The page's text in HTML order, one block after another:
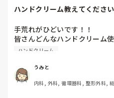
ハンドクリーム教えてください
手荒れがひどいです！！
皆さんどんなハンドクリーム
ベトベトせずさらっとしてる
ハンドクリーム
うみと
内科, 外科, 循環器科, 整形外科,